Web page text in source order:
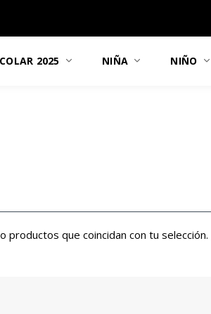
2025 NIÑA NIÑO
productos que coincidan con tu selección.